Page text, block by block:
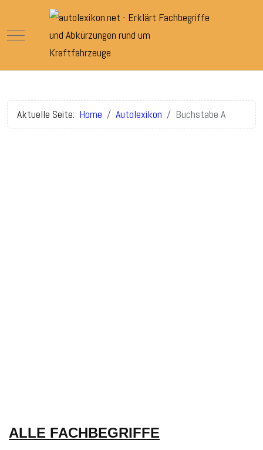
Mobile Menu Toggle
Aktuelle Seite: Home Autolexikon Buchstabe A
ALLE FACHBEGRIFFE